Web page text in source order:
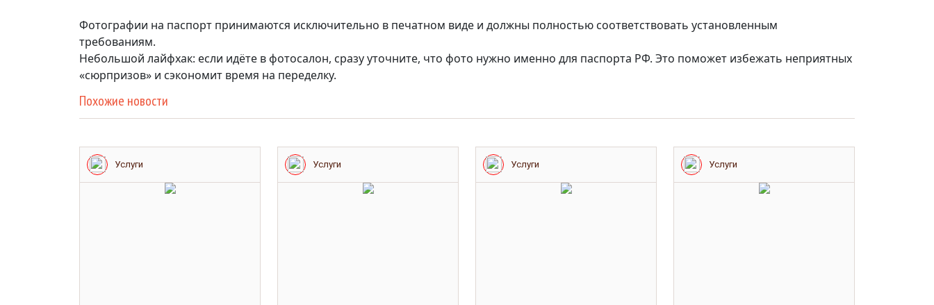
Фотографии на паспорт принимаются исключительно в печатном виде и должны полностью соответствовать установленным
требованиям.
Небольшой лайфхак: если идёте в фотосалон, сразу уточните, что фото нужно именно для паспорта РФ. Это поможет избежать неприятных
«сюрпризов» и сэкономит время на переделку.
Похожие новости
Услуги Услуги Услуги Услуги